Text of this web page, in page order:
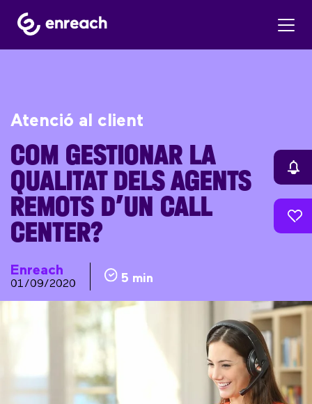
Atenció al client
COM GESTIONAR LA
QUALITAT DELS AGENTS
REMOTS D’UN CALL
CENTER?
Enreach
01/09/2020 5 min